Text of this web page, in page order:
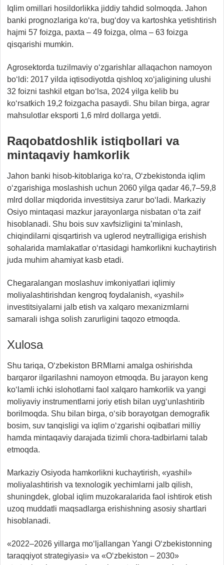
Iqlim omillari hosildorlikka jiddiy tahdid solmoqda. Jahon
banki prognozlariga ko‘ra, bug‘doy va kartoshka yetishtirish
hajmi 57 foizga, paxta – 49 foizga, olma – 63 foizga
qisqarishi mumkin.
Agrosektorda tuzilmaviy o‘zgarishlar allaqachon namoyon
bo‘ldi: 2017 yilda iqtisodiyotda qishloq xo‘jaligining ulushi
32 foizni tashkil etgan bo‘lsa, 2024 yilga kelib bu
ko‘rsatkich 19,2 foizgacha pasaydi. Shu bilan birga, agrar
mahsulotlar eksporti 1,6 mlrd dollarga yetdi.
Raqobatdoshlik istiqbollari va
mintaqaviy hamkorlik
Jahon banki hisob-kitoblariga ko‘ra, O‘zbekistonda iqlim
o‘zgarishiga moslashish uchun 2060 yilga qadar 46,7–59,8
mlrd dollar miqdorida investitsiya zarur bo‘ladi. Markaziy
Osiyo mintaqasi mazkur jarayonlarga nisbatan o‘ta zaif
hisoblanadi. Shu bois suv xavfsizligini ta’minlash,
chiqindilarni qisqartirish va uglerod neytralligiga erishish
sohalarida mamlakatlar o‘rtasidagi hamkorlikni kuchaytirish
juda muhim ahamiyat kasb etadi.
Chegaralangan moslashuv imkoniyatlari iqlimiy
moliyalashtirishdan kengroq foydalanish, «yashil»
investitsiyalarni jalb etish va xalqaro mexanizmlarni
samarali ishga solish zarurligini taqozo etmoqda.
Xulosa
Shu tariqa, O‘zbekiston BRMlarni amalga oshirishda
barqaror ilgarilashni namoyon etmoqda. Bu jarayon keng
ko‘lamli ichki islohotlarni faol xalqaro hamkorlik va yangi
moliyaviy instrumentlarni joriy etish bilan uyg‘unlashtirib
borilmoqda. Shu bilan birga, o‘sib borayotgan demografik
bosim, suv tanqisligi va iqlim o‘zgarishi oqibatlari milliy
hamda mintaqaviy darajada tizimli chora-tadbirlarni talab
etmoqda.
Markaziy Osiyoda hamkorlikni kuchaytirish, «yashil»
moliyalashtirish va texnologik yechimlarni jalb qilish,
shuningdek, global iqlim muzokaralarida faol ishtirok etish
uzoq muddatli maqsadlarga erishishning asosiy shartlari
hisoblanadi.
«2022–2026 yillarga mo‘ljallangan Yangi O‘zbekistonning
taraqqiyot strategiyasi» va «O‘zbekiston – 2030»